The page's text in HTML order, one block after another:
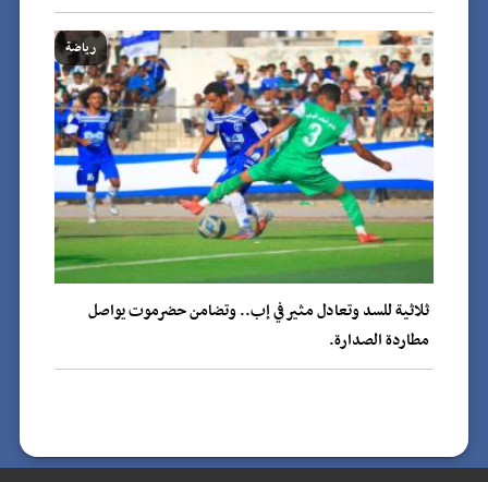
رياضة
ثلاثية للسد وتعادل مثير في إب.. وتضامن حضرموت يواصل
مطاردة الصدارة.